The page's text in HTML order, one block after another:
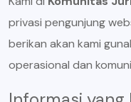
privasi pengunjung
berikan akan kami
operasional dan